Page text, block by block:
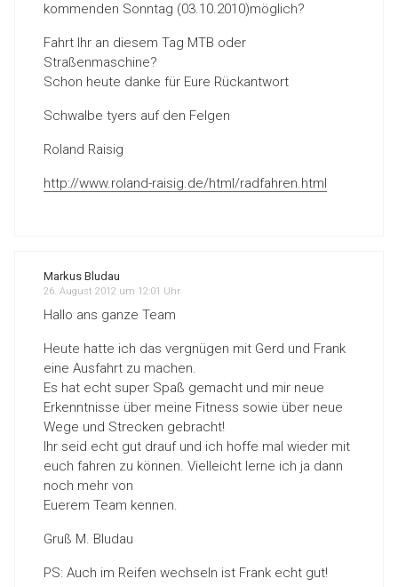
kommenden Sonntag (03.10.2010)möglich?
Fahrt Ihr an diesem Tag MTB oder
Straßenmaschine?
Schon heute danke für Eure Rückantwort
Schwalbe tyers auf den Felgen
Roland Raisig
http://www.roland-raisig.de/html/radfahren.html
Markus Bludau
26. August 2012 um 12:01 Uhr
Hallo ans ganze Team
Heute hatte ich das vergnügen mit Gerd und Frank
eine Ausfahrt zu machen.
Es hat echt super Spaß gemacht und mir neue
Erkenntnisse über meine Fitness sowie über neue
Wege und Strecken gebracht!
Ihr seid echt gut drauf und ich hoffe mal wieder mit
euch fahren zu können. Vielleicht lerne ich ja dann
noch mehr von
Euerem Team kennen.
Gruß M. Bludau
PS: Auch im Reifen wechseln ist Frank echt gut!